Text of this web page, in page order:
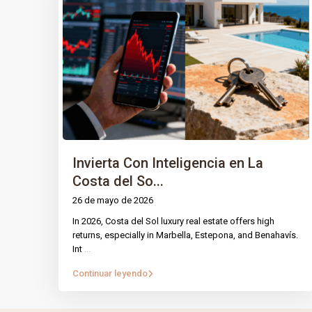
Invierta Con Inteligencia en La
Costa del So...
26 de mayo de 2026
In 2026, Costa del Sol luxury real estate offers high
returns, especially in Marbella, Estepona, and Benahavís.
Int ...
Continuar leyendo
IntRec Homesconecta el mundo
inmobiliario con el emprendimiento.
propiedades y startups, creando valor con
PÁGINAS